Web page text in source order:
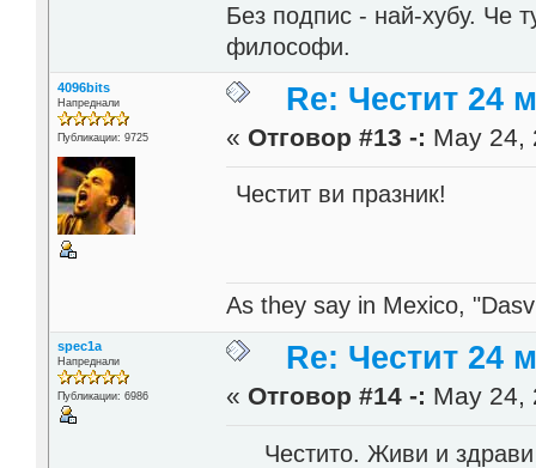
Без подпис - най-хубу. Че
философи.
4096bits
Напреднали
Публикации: 9725
Re: Честит 24
« Отговор #13 -: May 24,
Честит ви празник!
As they say in Mexico,
spec1a
Напреднали
Публикации: 6986
Re: Честит 24
« Отговор #14 -: May 24,
Честито. Живи и